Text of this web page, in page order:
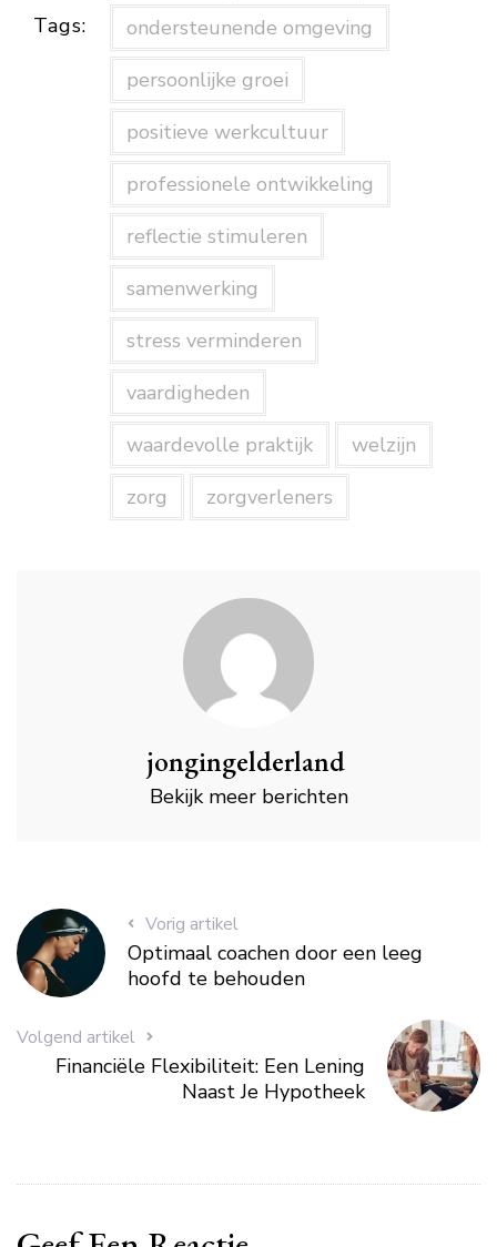
Tags:
ondersteunende omgeving
persoonlijke groei
positieve werkcultuur
professionele ontwikkeling
reflectie stimuleren
samenwerking
stress verminderen
vaardigheden
waardevolle praktijk
welzijn
zorg
zorgverleners
jongingelderland
Bekijk meer berichten
Vorig artikel
Optimaal coachen door een leeg
hoofd te behouden
Volgend artikel
Financiële Flexibiliteit: Een Lening
Naast Je Hypotheek